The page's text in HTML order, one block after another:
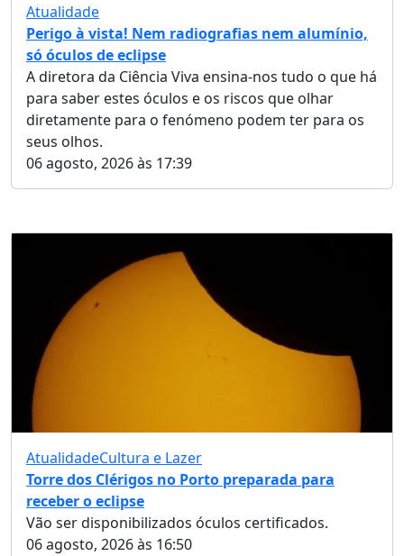
Atualidade
Perigo à vista! Nem radiografias nem alumínio,
só óculos de eclipse
A diretora da Ciência Viva ensina-nos tudo o que há
para saber estes óculos e os riscos que olhar
diretamente para o fenómeno podem ter para os
seus olhos.
06 agosto, 2026 às 17:39
AtualidadeCultura e Lazer
Torre dos Clérigos no Porto preparada para
receber o eclipse
Vão ser disponibilizados óculos certificados.
06 agosto, 2026 às 16:50